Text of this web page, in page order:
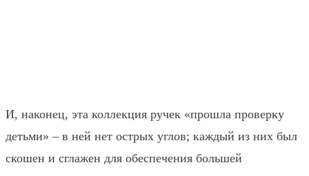
И, наконец, эта коллекция ручек «прошла проверку
детьми» – в ней нет острых углов; каждый из них был
скошен и сглажен для обеспечения большей